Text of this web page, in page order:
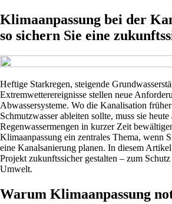
Klimaanpassung bei der
so sichern Sie eine
Heftige Starkregen, steigende
Extremwetterereignisse stellen neue
Abwassersysteme. Wo die Kanalisation
Schmutzwasser ableiten sollte, muss sie
Regenwassermengen in kurzer Zeit
Klimaanpassung ein zentrales Thema, wenn
eine Kanalsanierung planen. In diesem
Projekt zukunftssicher gestalten – zum
Umwelt.
Warum Klimaanpassung